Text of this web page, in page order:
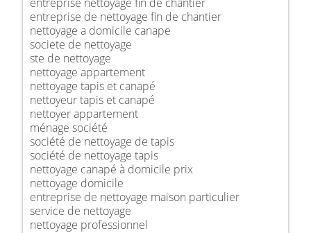
entreprise de nettoyage fin de chantier
nettoyage a domicile canape
societe de nettoyage
ste de nettoyage
nettoyage appartement
nettoyage tapis et canapé
nettoyeur tapis et canapé
nettoyer appartement
ménage société
société de nettoyage de tapis
société de nettoyage tapis
nettoyage canapé à domicile prix
nettoyage domicile
entreprise de nettoyage maison particulier
service de nettoyage
nettoyage professionnel